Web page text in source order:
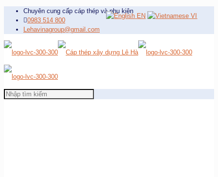
Chuyên cung cấp cáp thép và phụ kiện
0983 514 800
Lehavinagroup@gmail.com
EN VI